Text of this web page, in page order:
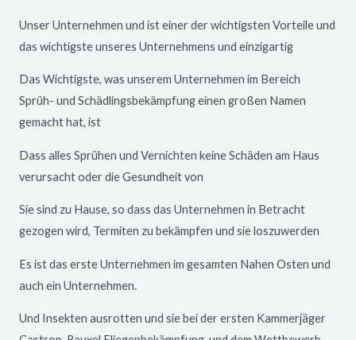
Unser Unternehmen und ist einer der wichtigsten Vorteile und
das wichtigste unseres Unternehmens und einzigartig
Das Wichtigste, was unserem Unternehmen im Bereich
Sprüh- und Schädlingsbekämpfung einen großen Namen
gemacht hat, ist
Dass alles Sprühen und Vernichten keine Schäden am Haus
verursacht oder die Gesundheit von
Sie sind zu Hause, so dass das Unternehmen in Betracht
gezogen wird, Termiten zu bekämpfen und sie loszuwerden
Es ist das erste Unternehmen im gesamten Nahen Osten und
auch ein Unternehmen.
Und Insekten ausrotten und sie bei der ersten Kammerjäger